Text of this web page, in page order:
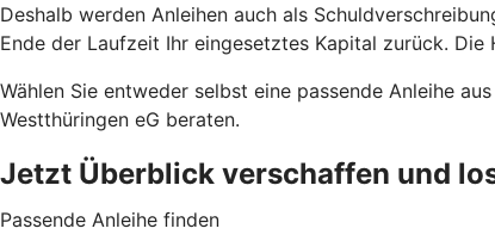
Deshalb werden Anleihen auch als
Ende der Laufzeit Ihr eingesetztes Kapital zurück.
Wählen Sie entweder selbst eine passende Anleihe
Westthüringen eG beraten.
Jetzt Überblick verschaffen und
Passende Anleihe finden